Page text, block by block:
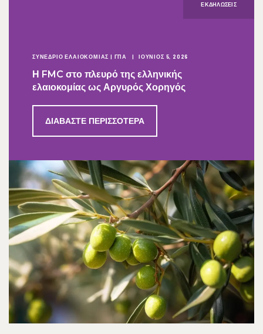
ΕΚΔΗΛΏΣΕΙΣ
ΣΥΝΕΔΡΙΟ ΕΛΑΙΟΚΟΜΙΑΣ | ΓΠΑ ΙΟΎΝΙΟΣ 5, 2026
Η FMC στο πλευρό της ελληνικής
ελαιοκομίας ως Αργυρός Χορηγός
ΔΙΑΒΆΣΤΕ ΠΕΡΙΣΣΌΤΕΡΑ